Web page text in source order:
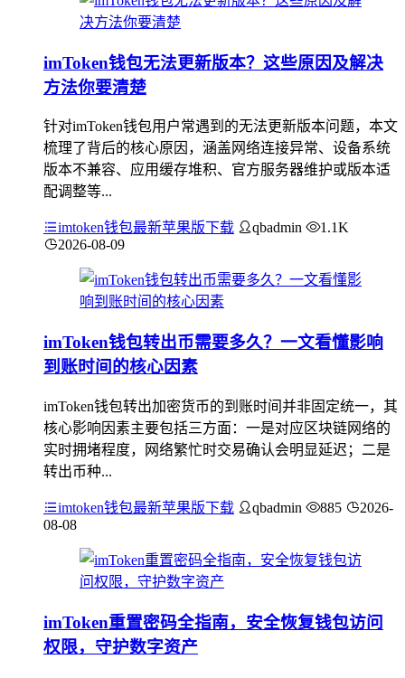
imToken钱包无法更新版本？这些原因及解决
方法你要清楚
针对imToken钱包用户常遇到的无法更新版本问题，本文
梳理了背后的核心原因，涵盖网络连接异常、设备系统
版本不兼容、应用缓存堆积、官方服务器维护或版本适
配调整等...
imtoken钱包最新苹果版下载 qbadmin
1.1K
2026-08-09
imToken钱包转出币需要多久？一文看懂影响
到账时间的核心因素
imToken钱包转出加密货币的到账时间并非固定统一，其
核心影响因素主要包括三方面：一是对应区块链网络的
实时拥堵程度，网络繁忙时交易确认会明显延迟；二是
转出币种...
imtoken钱包最新苹果版下载 qbadmin 885
2026-
08-08
imToken重置密码全指南，安全恢复钱包访问
权限，守护数字资产